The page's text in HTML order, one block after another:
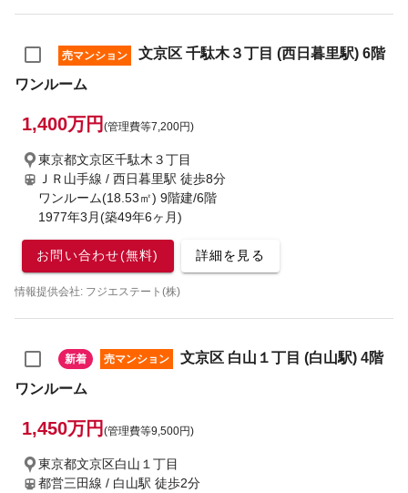
売マンション
文京区 千駄木３丁目 (西日暮里駅) 6階
ワンルーム
1,400万円 (管理費等7,200円)
東京都文京区千駄木３丁目
ＪＲ山手線 / 西日暮里駅 徒歩8分
ワンルーム(18.53㎡) 9階建/6階
1977年3月(築49年6ヶ月)
お問い合わせ(無料) 詳細を見る
情報提供会社: フジエステート(株)
新着 売マンション
文京区 白山１丁目 (白山駅) 4階
ワンルーム
1,450万円 (管理費等9,500円)
東京都文京区白山１丁目
都営三田線 / 白山駅 徒歩2分